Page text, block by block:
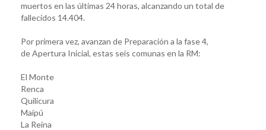
muertos en las últimas 24 horas, alcanzando un total de
fallecidos 14.404.
Por primera vez, avanzan de Preparación a la fase 4,
de Apertura Inicial, estas seis comunas en la RM:
El Monte
Renca
Quilicura
Maipú
La Reina